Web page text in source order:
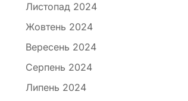
Листопад 2024
Жовтень 2024
Вересень 2024
Серпень 2024
Липень 2024